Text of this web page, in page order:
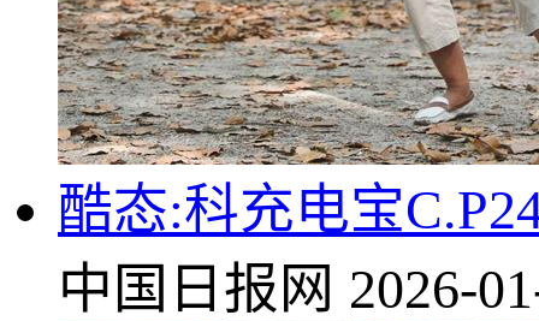
酷态:科充电宝
中国日报网 2026-